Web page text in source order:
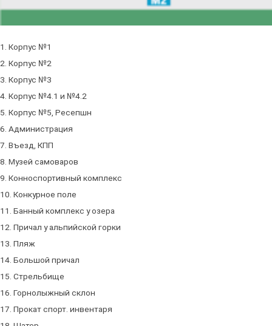
1. Корпус №1
2. Корпус №2
3. Корпус №3
4. Корпус №4.1 и №4.2
5. Корпус №5, Ресепшн
6. Администрация
7. Въезд, КПП
8. Музей самоваров
9. Конноспортивный комплекс
10. Конкурное поле
11. Банный комплекс у озера
12. Причал у альпийской горки
13. Пляж
14. Большой причал
15. Стрельбище
16. Горнолыжный склон
17. Прокат спорт. инвентаря